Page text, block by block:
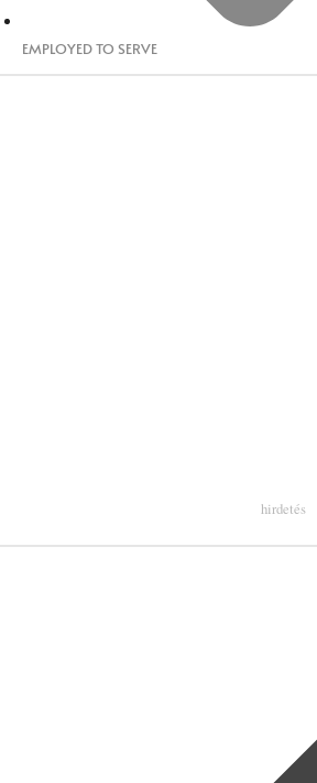
EMPLOYED TO SERVE